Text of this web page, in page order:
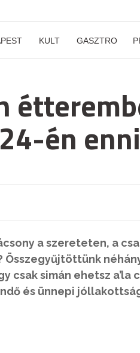
KULT GASZTRO
én
a szereteten, a
Összegyűjtöttünk
csak simán ehetsz
és ünnepi